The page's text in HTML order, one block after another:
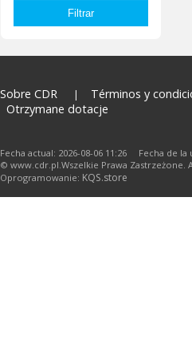
Sobre CDR Términos y
Otrzymane dotacje
Fecha actual: 2026-08-06 11:26 Fecha de la
© www.cdr.pl.Wszelkie Prawa Zastrzeżone.
Oprogramowanie: KQS.store